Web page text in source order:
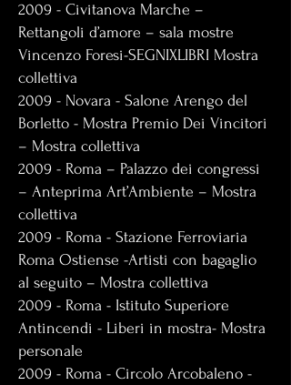
2009 - Civitanova Marche –
Rettangoli d’amore – sala mostre
Vincenzo Foresi-SEGNIXLIBRI Mostra
collettiva
2009 - Novara - Salone Arengo del
Borletto - Mostra Premio Dei Vincitori
– Mostra collettiva
2009 - Roma – Palazzo dei congressi
– Anteprima Art’Ambiente – Mostra
collettiva
2009 - Roma - Stazione Ferroviaria
Roma Ostiense -Artisti con bagaglio
al seguito – Mostra collettiva
2009 - Roma - Istituto Superiore
Antincendi - Liberi in mostra- Mostra
personale
2009 - Roma - Circolo Arcobaleno -